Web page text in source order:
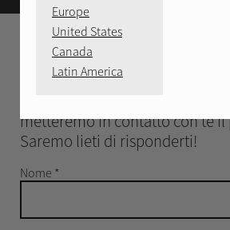
CONTATTACI
metteremo in contatto con te
Saremo lieti di risponderti!
Nome *
Europe
United States
Canada
Latin America